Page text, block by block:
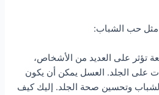
مثل حب الشباب:
تؤثر على العديد من الأشخاص،
على الجلد. العسل يمكن أن يكون
الشباب وتحسين صحة الجلد. إليك كيف